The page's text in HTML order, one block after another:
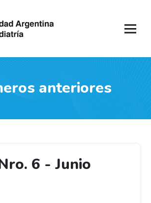
anteriores
6 - Junio